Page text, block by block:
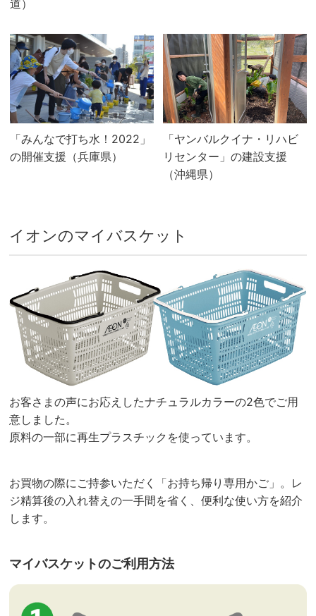
道）
「みんなで打ち水！2022」
の開催支援（兵庫県）
「ヤンバルクイナ・リハビ
リセンター」の建設支援
（沖縄県）
イオンのマイバスケット
お客さまの声にお応えしたナチュラルカラーの2色でご用
意しました。
原料の一部に再生プラスチックを使っています。
お買物の際にご持参いただく「お持ち帰り専用かご」。レ
ジ精算後の入れ替えの一手間を省く、便利な使い方を紹介
します。
マイバスケットのご利用方法